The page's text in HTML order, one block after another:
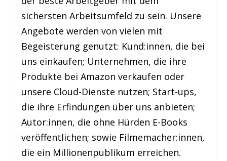
sichersten Arbeitsumfeld zu sein. Unsere
Angebote werden von vielen mit
Begeisterung genutzt: Kund:innen, die bei
uns einkaufen; Unternehmen, die ihre
Produkte bei Amazon verkaufen oder
unsere Cloud-Dienste nutzen; Start-ups,
die ihre Erfindungen über uns anbieten;
Autor:innen, die ohne Hürden E-Books
veröffentlichen; sowie Filmemacher:innen,
die ein Millionenpublikum erreichen.